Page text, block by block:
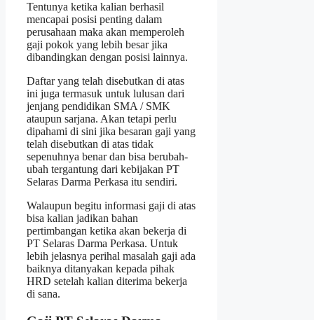
Tentunya ketika kalian berhasil
mencapai posisi penting dalam
perusahaan maka akan memperoleh
gaji pokok yang lebih besar jika
dibandingkan dengan posisi lainnya.
Daftar yang telah disebutkan di atas
ini juga termasuk untuk lulusan dari
jenjang pendidikan SMA / SMK
ataupun sarjana. Akan tetapi perlu
dipahami di sini jika besaran gaji yang
telah disebutkan di atas tidak
sepenuhnya benar dan bisa berubah-
ubah tergantung dari kebijakan PT
Selaras Darma Perkasa itu sendiri.
Walaupun begitu informasi gaji di atas
bisa kalian jadikan bahan
pertimbangan ketika akan bekerja di
PT Selaras Darma Perkasa. Untuk
lebih jelasnya perihal masalah gaji ada
baiknya ditanyakan kepada pihak
HRD setelah kalian diterima bekerja
di sana.